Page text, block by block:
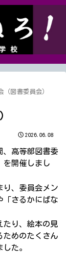
（図書委員会）
2026.06.08
、高等部図書委
を開催しまし
、委員会メン
「さるかにばな
り、絵本の見
ためのたくさん
た。